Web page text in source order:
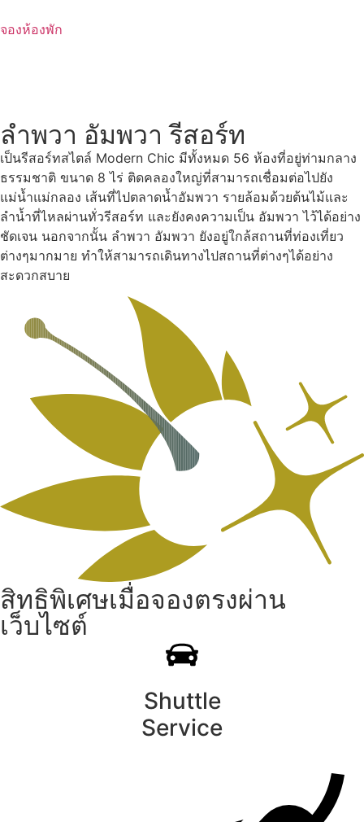
to
จองห้องพัก
ลำพวา อัมพวา รีสอร์ท
เป็นรีสอร์ทสไตล์ Modern Chic มีทั้งหมด 56 ห้องที่อยู่ท่ามกลาง
ธรรมชาติ ขนาด 8 ไร่ ติดคลองใหญ่ที่สามารถเชื่อมต่อไปยัง
แม่น้ำแม่กลอง เส้นที่ไปตลาดน้ำอัมพวา รายล้อมด้วยต้นไม้และ
ลำน้ำที่ไหลผ่านทั่วรีสอร์ท และยังคงความเป็น อัมพวา ไว้ได้อย่าง
ชัดเจน นอกจากนั้น ลำพวา อัมพวา ยังอยู่ใกล้สถานที่ท่องเที่ยว
ต่างๆมากมาย ทำให้สามารถเดินทางไปสถานที่ต่างๆได้อย่าง
สะดวกสบาย
สิทธิพิเศษเมื่อจองตรงผ่าน
เว็บไซต์
Shuttle
Service